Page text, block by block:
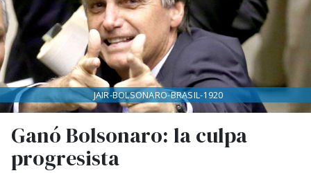
Ganó Bolsonaro: la culpa
progresista
JAIR-BOLSONARO-BRASIL-1920